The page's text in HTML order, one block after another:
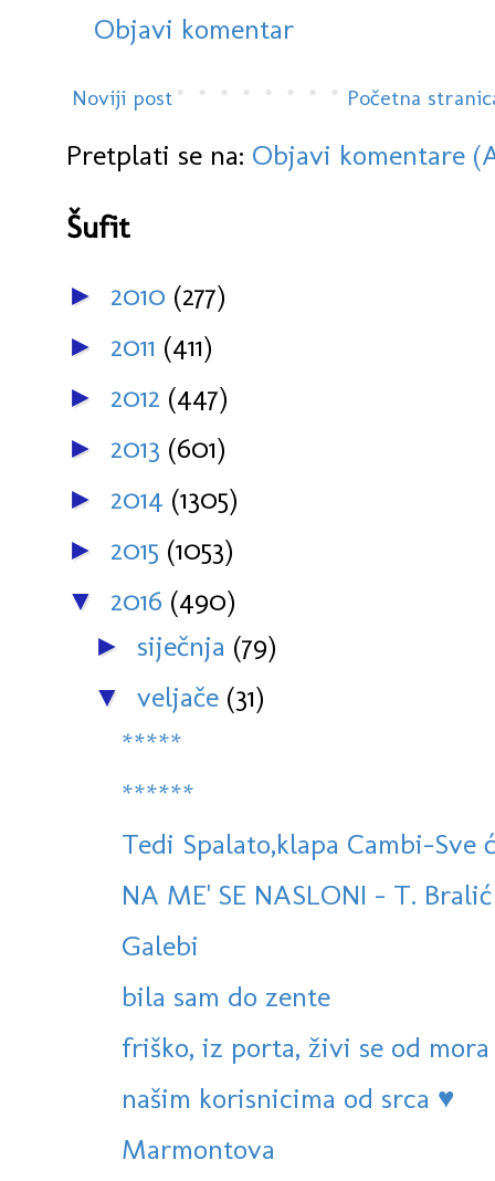
Objavi komentar
Noviji post Početna
Pretplati se na: Objavi komentare
Šufit
► 2010 (277)
► 2011 (411)
► 2012 (447)
► 2013 (601)
► 2014 (1305)
► 2015 (1053)
▼ 2016 (490)
► siječnja (79)
▼ veljače (31)
*****
******
Tedi Spalato,klapa Cambi-Sve
NA ME' SE NASLONI - T.
Galebi
bila sam do zente
friško, iz porta, živi se od mora
našim korisnicima od srca ♥
Marmontova